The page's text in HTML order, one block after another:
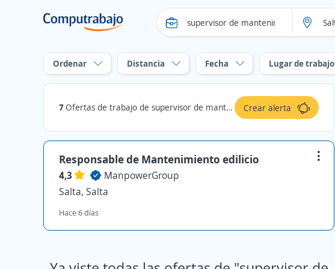
Ordenar Distancia Fecha Lugar de trabajo
7Ofertas de trabajo de supervisor de mantenimiento en Salta, Salta Crear alerta
Responsable de Mantenimiento edilicio
4,3
ManpowerGroup
Salta, Salta
Hace 6 días